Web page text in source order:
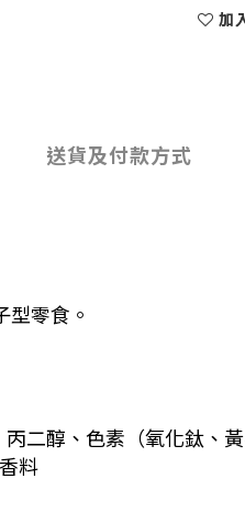
加
送貨及付款方式
零食。
二醇、色素（氧化鈦、
料